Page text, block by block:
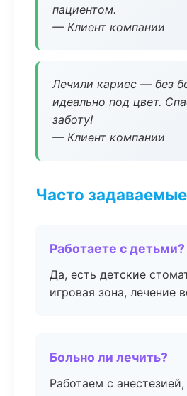
пациентом.
— Клиент компании
Лечили кариес — без
идеально под цвет.
заботу!
— Клиент компании
Часто
Работаете с детьми?
Да, есть детские
игровая зона, лечение
Больно ли лечить?
Работаем с